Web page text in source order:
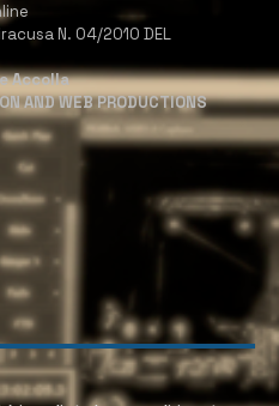
N. 04/2010 DEL
Accolla
AND WEB PRODUCTIONS